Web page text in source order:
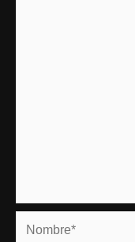
Nombre*